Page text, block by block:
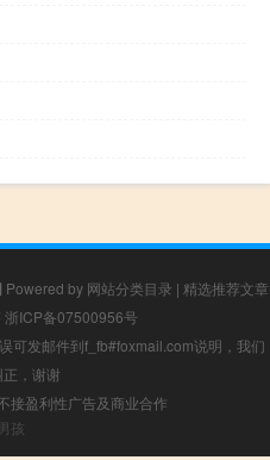
Powered by 网站分类目录 | 精选推荐文章
浙ICP备07500956号
可发邮件到f_fb#foxmail.com说明，我们
，谢谢
接盈利性广告及商业合作
孩